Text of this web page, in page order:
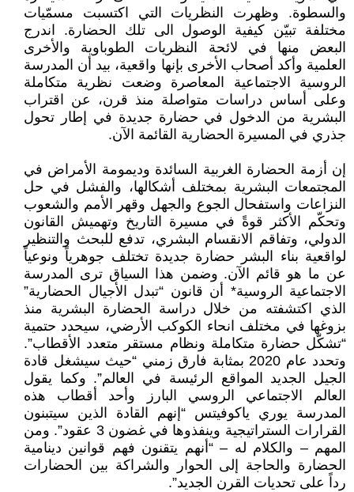
والسطوة. وظهرت النظريات التي اكتسبت مسمّيات
مختلفة تبيّن كيفية الوصول الى تلك الحضارة. اندرج
البعض منها في لائحة النظريات الطوباوية والأخرى
العلمية وأكد أصحاب الأخرى بإنها واقعية، بيد أن المدرسة
الروسية الاجتماعية المعاصرة وضعت نظرية متكاملة
وعلى أساس دراسات متواصلة منذ قرن، عن اقتراب
البشرية من الدخول في حضارة جديدة في إطار تحول
جذري في المسيرة الحضارية القائمة الآن.
إن أزمة الحضارة الغربية السائدة وديمومة الأمراض في
المجتمعات البشرية بمختلف أشكالها، والفشل في حل
النزاعات واستفحال الجوع والجهل وقهر الأمم والشعوب
وتحكّم الأكثر قوةً في مسيرة التاريخ وتهميش القانون
الدولي، وتفاقم الانقسام البشري، تدفع للبحث والتنظير
لواقعية بناء البشر حضارة جديدة تختلف جوهرياً ونوعياً
عن ما هو قائم الآن. وضمن هذا السياق ترى المدرسة
الاجتماعية الروسية* أن قانون “تبدل الأجيال الحضارية”
الذي اكتشفته من خلال دراسة الحضارة البشرية منذ
بزوغها في مختلف انحاء الكوكب الأرضي، سيحدد حتمية
“تشكّل حضارة متكاملة ونظام مستقر متعدد الأقطاب”.
وتحدد عام 2020 بمثابة فارق زمني “حيث سيشغل قادة
الجيل الجديد المواقع الرئيسة في العالم”. وكما يقول
العالم الاجتماعي الروسي البارز وأحد أقطاب هذه
المدرسة يوري ياكوفيتس “إنهم القادة الذين سيتبنون
القرارات الستراتيجية وينفذوها في غضون 3 عقود”. ومن
المهم – والكلام له – “أنهم يتقنون فهم قوانين دينامية
الحضارة والحاجة إلى الحوار والشراكة بين الحضارات
رداً على تحديات القرن الجديد”.